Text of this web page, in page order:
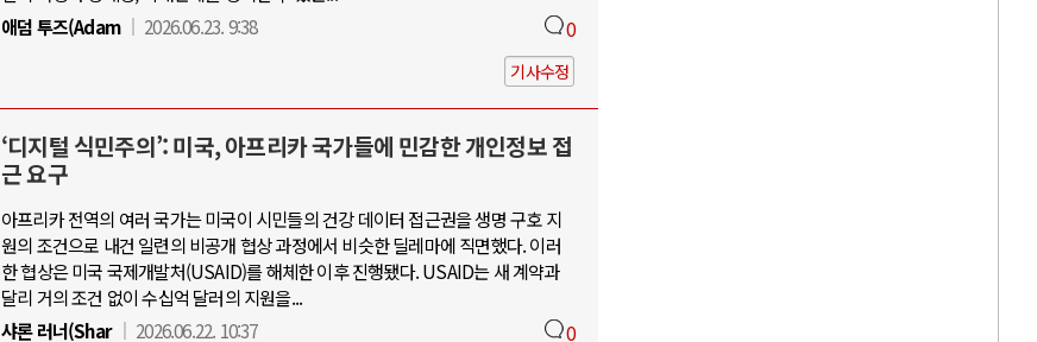
애덤 투즈(Adam
2026.06.23. 9:38 0
기사수정
‘디지털 식민주의’: 미국, 아프리카 국가들에 민감한 개인정보 접
근 요구
아프리카 전역의 여러 국가는 미국이 시민들의 건강 데이터 접근권을 생명 구호 지
원의 조건으로 내건 일련의 비공개 협상 과정에서 비슷한 딜레마에 직면했다. 이러
한 협상은 미국 국제개발처(USAID)를 해체한 이후 진행됐다. USAID는 새 계약과
달리 거의 조건 없이 수십억 달러의 지원을...
샤론 러너(Shar
2026.06.22. 10:37 0